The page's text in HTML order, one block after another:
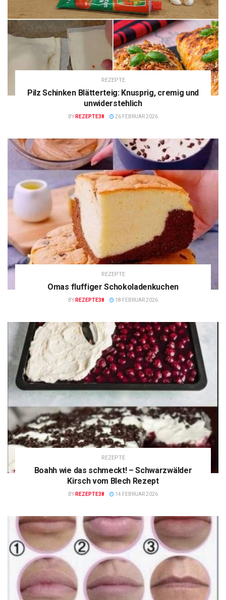
REZEPTE
Pilz Schinken Blätterteig: Knusprig, cremig und
unwiderstehlich
BY REZEPTE38 26 FEBRUAR 2026
REZEPTE
Omas fluffiger Schokoladenkuchen
BY REZEPTE38 18 FEBRUAR 2026
REZEPTE
Boahh wie das schmeckt! – Schwarzwälder
Kirsch vom Blech Rezept
BY REZEPTE38 14 FEBRUAR 2026